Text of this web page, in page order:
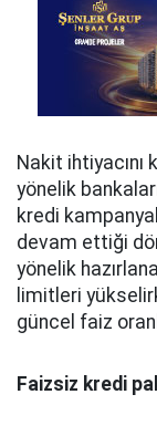
Nakit
yönelik
kredi
devam ettiği
yönelik
limitleri
güncel faiz
Faizsiz kredi